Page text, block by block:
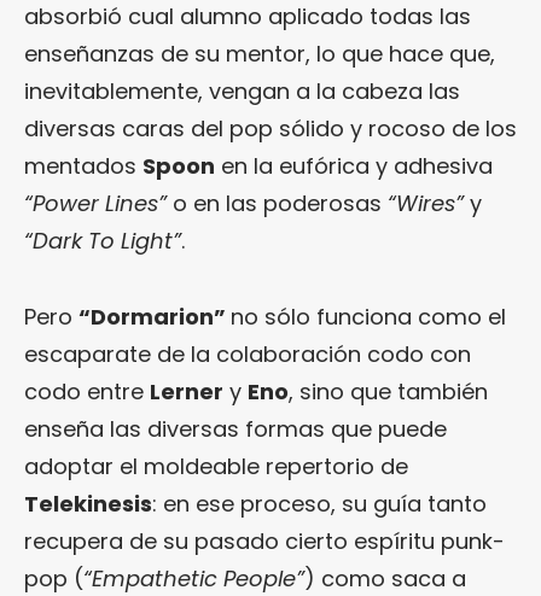
absorbió cual alumno aplicado todas las
enseñanzas de su mentor, lo que hace que,
inevitablemente, vengan a la cabeza las
diversas caras del pop sólido y rocoso de los
mentados Spoon en la eufórica y adhesiva
“Power Lines”o en las poderosas “Wires”y
“Dark To Light”.
Pero “Dormarion” no sólo funciona como el
escaparate de la colaboración codo con
codo entre Lerner y Eno, sino que también
enseña las diversas formas que puede
adoptar el moldeable repertorio de
Telekinesis: en ese proceso, su guía tanto
recupera de su pasado cierto espíritu punk-
pop (“Empathetic People”) como saca a